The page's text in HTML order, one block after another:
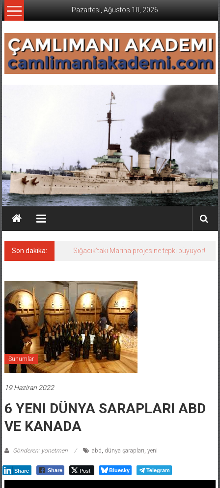
İçeriğe
geç
Pazartesi, Ağustos 10, 2026
Son dakika: Sığacık’taki Marina projesine tepki büyüyor!
Sunumlar
19 Haziran 2022
6 YENI DÜNYA SARAPLARI ABD
VE KANADA
Gönderen: yonetmen abd, dünya şarapları, yeni
Share Share Post Bluesky Telegram